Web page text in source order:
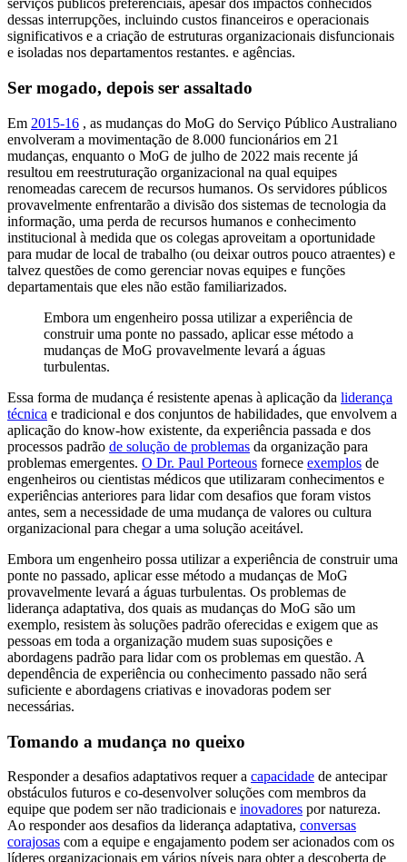
serviços públicos preferenciais, apesar dos impactos conhecidos
dessas interrupções, incluindo custos financeiros e operacionais
significativos e a criação de estruturas organizacionais disfuncionais
e isoladas nos departamentos restantes. e agências.
Ser mogado, depois ser assaltado
Em 2015-16 , as mudanças do MoG do Serviço Público Australiano
envolveram a movimentação de 8.000 funcionários em 21
mudanças, enquanto o MoG de julho de 2022 mais recente já
resultou em reestruturação organizacional na qual equipes
renomeadas carecem de recursos humanos. Os servidores públicos
provavelmente enfrentarão a divisão dos sistemas de tecnologia da
informação, uma perda de recursos humanos e conhecimento
institucional à medida que os colegas aproveitam a oportunidade
para mudar de local de trabalho (ou deixar outros pouco atraentes) e
talvez questões de como gerenciar novas equipes e funções
departamentais que eles não estão familiarizados.
Embora um engenheiro possa utilizar a experiência de
construir uma ponte no passado, aplicar esse método a
mudanças de MoG provavelmente levará a águas
turbulentas.
Essa forma de mudança é resistente apenas à aplicação da liderança
técnica e tradicional e dos conjuntos de habilidades, que envolvem a
aplicação do know-how existente, da experiência passada e dos
processos padrão de solução de problemas da organização para
problemas emergentes. O Dr. Paul Porteous fornece exemplos de
engenheiros ou cientistas médicos que utilizaram conhecimentos e
experiências anteriores para lidar com desafios que foram vistos
antes, sem a necessidade de uma mudança de valores ou cultura
organizacional para chegar a uma solução aceitável.
Embora um engenheiro possa utilizar a experiência de construir uma
ponte no passado, aplicar esse método a mudanças de MoG
provavelmente levará a águas turbulentas. Os problemas de
liderança adaptativa, dos quais as mudanças do MoG são um
exemplo, resistem às soluções padrão oferecidas e exigem que as
pessoas em toda a organização mudem suas suposições e
abordagens padrão para lidar com os problemas em questão. A
dependência de experiência ou conhecimento passado não será
suficiente e abordagens criativas e inovadoras podem ser
necessárias.
Tomando a mudança no queixo
Responder a desafios adaptativos requer a capacidade de antecipar
obstáculos futuros e co-desenvolver soluções com membros da
equipe que podem ser não tradicionais e inovadores por natureza.
Ao responder aos desafios da liderança adaptativa, conversas
corajosas com a equipe e engajamento podem ser acionados com os
líderes organizacionais em vários níveis para obter a descoberta de